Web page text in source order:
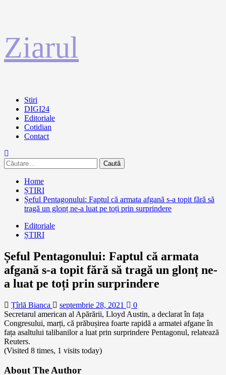
la
conținut
Ziarul
Primary
Menu
Stiri
DIGI24
Editoriale
Cotidian
Contact
Caută
după:
Home
ȘTIRI
Șeful Pentagonului: Faptul că armata afgană s-a topit fără să
tragă un glonț ne-a luat pe toți prin surprindere
Editoriale
ȘTIRI
Șeful Pentagonului: Faptul că armata
afgană s-a topit fără să tragă un glonț ne-
a luat pe toți prin surprindere
Țîrlă Bianca septembrie 28, 2021
0
Secretarul american al Apărării, Lloyd Austin, a declarat în fața
Congresului, marți, că prăbușirea foarte rapidă a armatei afgane în
fața asaltului talibanilor a luat prin surprindere Pentagonul, relatează
Reuters.
(Visited 8 times, 1 visits today)
About The Author